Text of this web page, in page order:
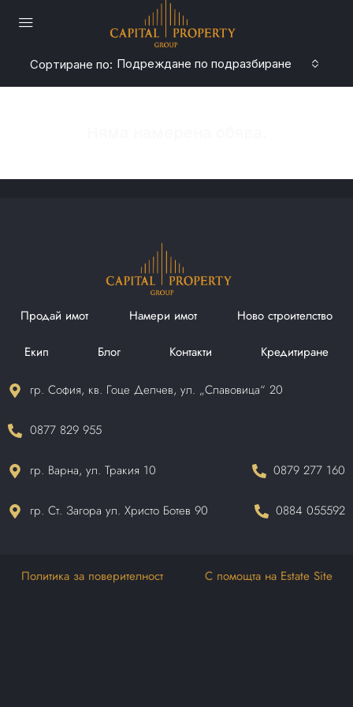
Сортиране по: Подреждане по подразбиране
Продай имот Намери имот Ново строителство
Екип Блог Контакти Кредитиране
гр. София, кв. Гоце Делчев, ул. „Славовица“ 20
0877 829 955
гр. Варна, ул. Тракия 10 0879 277 160
гр. Ст. Загора ул. Христо Ботев 90 0884 055592
Политика за поверителност С помощта на Estate Site